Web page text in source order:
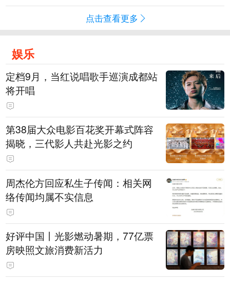
点击查看更多
娱乐
定档9月，当红说唱歌手巡演成都站
将开唱
第38届大众电影百花奖开幕式阵容
揭晓，三代影人共赴光影之约
周杰伦方回应私生子传闻：相关网
络传闻均属不实信息
好评中国丨光影燃动暑期，77亿票
房映照文旅消费新活力